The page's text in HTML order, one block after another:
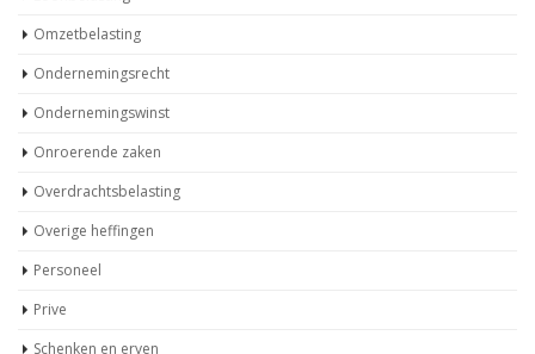
Omzetbelasting
Ondernemingsrecht
Ondernemingswinst
Onroerende zaken
Overdrachtsbelasting
Overige heffingen
Personeel
Prive
Schenken en erven